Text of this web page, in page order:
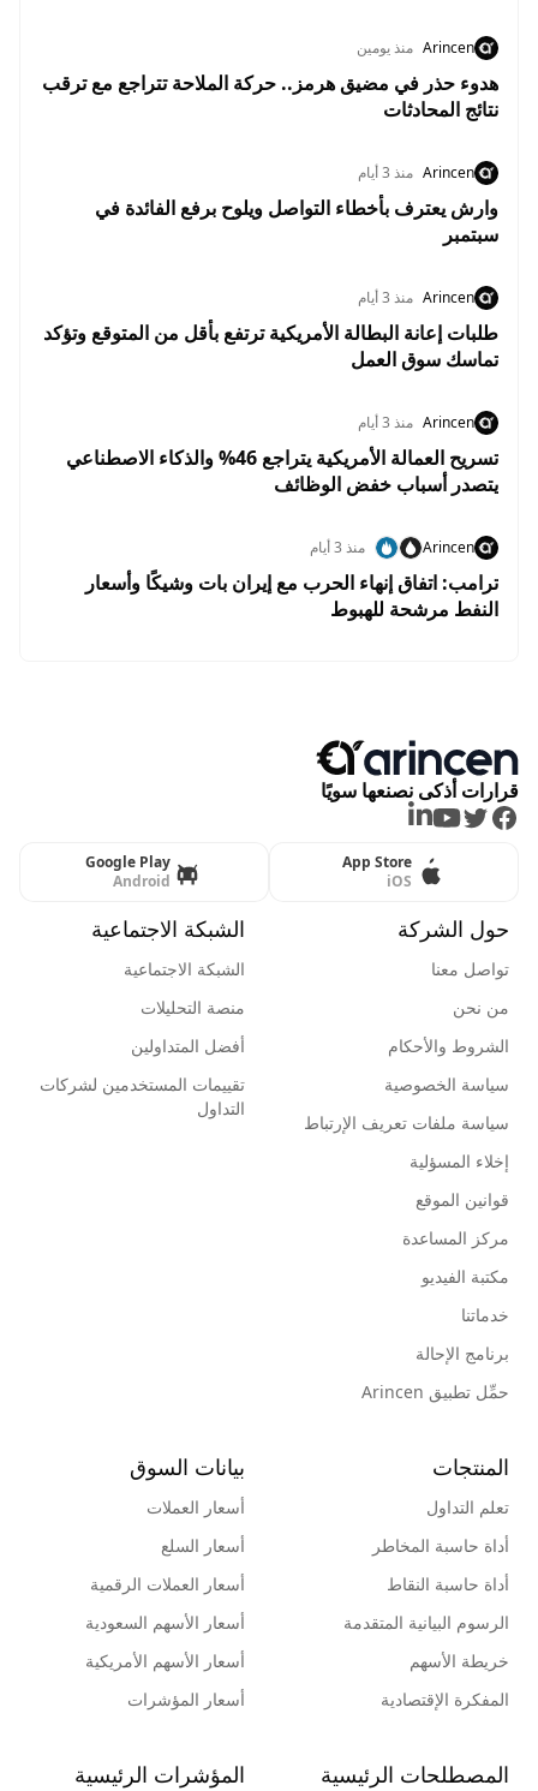
Arincen منذ يومين
هدوء حذر في مضيق هرمز.. حركة الملاحة تتراجع مع ترقب
نتائج المحادثات
Arincen منذ 3 أيام
وارش يعترف بأخطاء التواصل ويلوح برفع الفائدة في
سبتمبر
Arincen منذ 3 أيام
طلبات إعانة البطالة الأمريكية ترتفع بأقل من المتوقع وتؤكد
تماسك سوق العمل
Arincen منذ 3 أيام
تسريح العمالة الأمريكية يتراجع 46% والذكاء الاصطناعي
يتصدر أسباب خفض الوظائف
Arincen منذ 3 أيام
ترامب: اتفاق إنهاء الحرب مع إيران بات وشيكًا وأسعار
النفط مرشحة للهبوط
قرارات أذكى نصنعها سويًا
Facebook
Twitter
Youtube
LinkedIn
App Store
iOS
Google Play
Android
حول الشركة
تواصل معنا
من نحن
الشروط والأحكام
سياسة الخصوصية
سياسة ملفات تعريف الإرتباط
إخلاء المسؤلية
قوانين الموقع
مركز المساعدة
مكتبة الفيديو
خدماتنا
برنامج الإحالة
حمِّل تطبيق Arincen
الشبكة الاجتماعية
الشبكة الاجتماعية
منصة التحليلات
أفضل المتداولين
تقييمات المستخدمين لشركات
التداول
المنتجات
تعلم التداول
أداة حاسبة المخاطر
أداة حاسبة النقاط
الرسوم البيانية المتقدمة
خريطة الأسهم
المفكرة الإقتصادية
بيانات السوق
أسعار العملات
أسعار السلع
أسعار العملات الرقمية
أسعار الأسهم السعودية
أسعار الأسهم الأمريكية
أسعار المؤشرات
المصطلحات الرئيسية المؤشرات الرئيسية